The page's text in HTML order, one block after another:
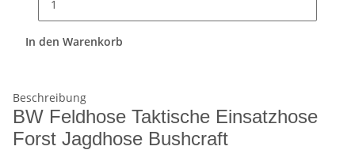
In den Warenkorb
Beschreibung
BW Feldhose Taktische Einsatzhose
Forst Jagdhose Bushcraft